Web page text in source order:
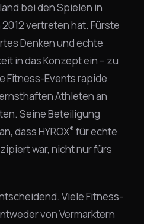
bei den Spielen in
vertreten hat. Fürste
Denken und echte
in das Konzept ein – zu
Fitness-Events rapide
Athleten an
Seine Beteiligung
dass HYROX® für echte
war, nicht nur fürs
Viele Fitness-
von Vermarktern